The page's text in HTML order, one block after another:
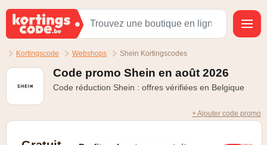
Kortingscode Webshops Shein Kortingscodes
Code promo Shein en août 2026
Code réduction Shein : offres vérifiées en Belgique
+ Ajouter code promo